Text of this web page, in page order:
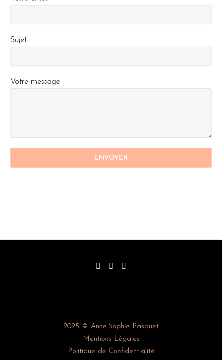
Sujet
Votre message
2025 © Anne-Sophie Pasquet
Mentions Légales
Politique de Confidentialité